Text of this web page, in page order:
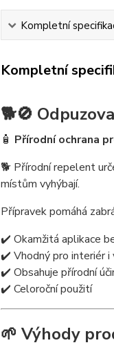
Kompletní
Kompletní
🐕🚫
🧴 Přírodní ochrana
🐕 Přírodní repelent
místům vyhýbají.
Přípravek pomáhá
✔️ Okamžitá aplikace
✔️ Vhodný pro interiér i
✔️ Obsahuje přírodní
✔️ Celoroční použití
🌱 Výhody